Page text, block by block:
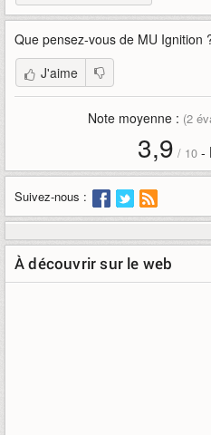
Que pensez-vous de MU Ignition
J'aime
Note moyenne : (2
3,9 / 10-
Suivez-nous :
À découvrir sur le web